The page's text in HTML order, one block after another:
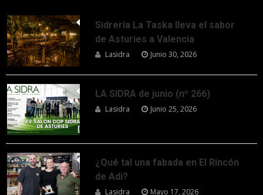
Sidrería La Taska lleva el sabor
de Asturies a Valencia
Lasidra Junio 30, 2026
LA SIDRA de junio (nº 266)
Lasidra Junio 25, 2026
¿Qué tal una fabada en El Rincón
de Adi?
Lasidra Mayo 17, 2026